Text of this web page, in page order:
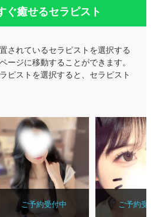
ぐ癒せるセラピスト
されているセラピストを選択する
ージに移動することができます。
ピストを選択すると、セラピスト
ご予約受付中
ご予約受